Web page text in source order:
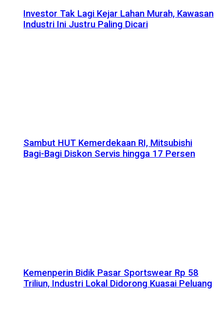
Investor Tak Lagi Kejar Lahan Murah, Kawasan
Industri Ini Justru Paling Dicari
Sambut HUT Kemerdekaan RI, Mitsubishi
Bagi-Bagi Diskon Servis hingga 17 Persen
Kemenperin Bidik Pasar Sportswear Rp 58
Triliun, Industri Lokal Didorong Kuasai Peluang